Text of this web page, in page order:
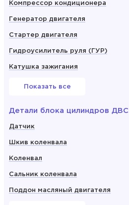
Компрессор кондиционера
Генератор двигателя
Стартер двигателя
Гидроусилитель руля (ГУР)
Катушка зажигания
Показать все
Детали блока цилиндров ДВС
Датчик
Шкив коленвала
Коленвал
Сальник коленвала
Поддон масляный двигателя